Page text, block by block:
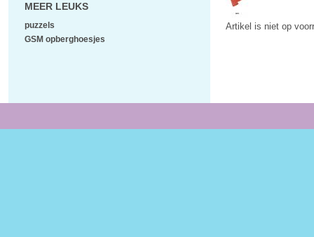
Artikel is niet op
MEER LEUKS
puzzels
GSM opberghoesjes